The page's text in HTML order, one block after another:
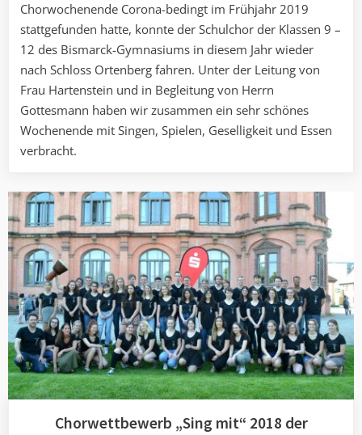
Chorwochenende Corona-bedingt im Frühjahr 2019
stattgefunden hatte, konnte der Schulchor der Klassen 9 –
12 des Bismarck-Gymnasiums in diesem Jahr wieder
nach Schloss Ortenberg fahren. Unter der Leitung von
Frau Hartenstein und in Begleitung von Herrn
Gottesmann haben wir zusammen ein sehr schönes
Wochenende mit Singen, Spielen, Geselligkeit und Essen
verbracht.
Chorwettbewerb „Sing mit“ 2018 der